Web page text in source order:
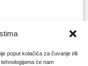
poput kolačića za čuvanje i/ili
će nam